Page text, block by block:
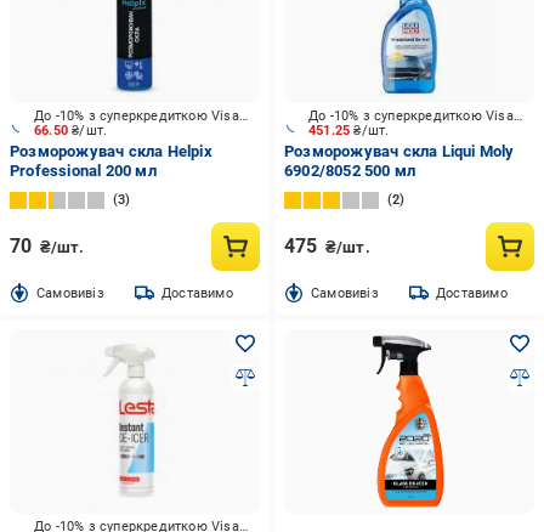
66.50₴/шт.
До -10% з суперкредиткою Visa Вигода
Розморожувач скла Helpix
Professional 200 мл
3
70 ₴/шт.
Cамовивіз Доставимо
451.25₴/шт.
До -10% з суперкредиткою Visa Вигода
Розморожувач скла Liqui Moly
6902/8052 500 мл
2
475 ₴/шт.
Cамовивіз Доставимо
До -10% з суперкредиткою Visa Вигода